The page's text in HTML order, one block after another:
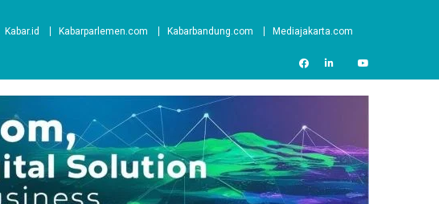
Kabar.id Kabarparlemen.com Kabarbandung.com
Mediajakarta.com